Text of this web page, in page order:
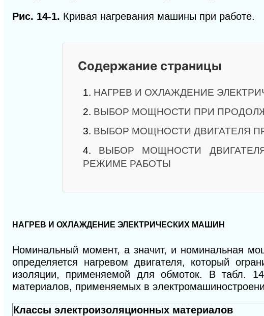
Рис. 14-1. Кривая нагревания машины при работе.
Содержание страницы
1. НАГРЕВ И ОХЛАЖДЕНИЕ
2. ВЫБОР МОЩНОСТИ ПРИ
3. ВЫБОР МОЩНОСТИ ДВИГАТЕЛЯ
4. ВЫБОР МОЩНОСТИ
РЕЖИМЕ РАБОТЫ
НАГРЕВ И ОХЛАЖДЕНИЕ ЭЛЕКТРИЧЕСКИХ МАШИН
Номинальный момент, а значит, и номинальная
определяется нагревом двигателя, который
изоляции, применяемой для обмоток. В табл.
материалов, применяемых в
Классы электроизоляционных материалов